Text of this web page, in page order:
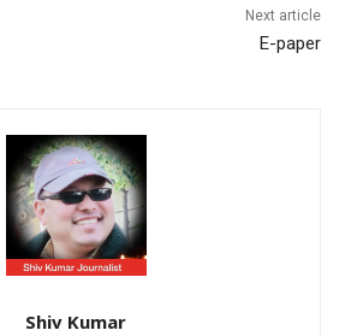
Next article
E-paper
Shiv Kumar